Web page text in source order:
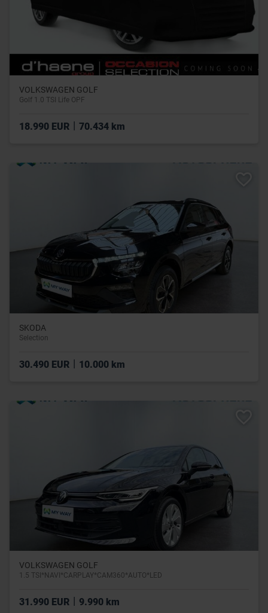
VOLKSWAGEN GOLF
Golf 1.0 TSI Life OPF
18.990 EUR 70.434 km
SKODA
Selection
30.490 EUR | 10.000 km
VOLKSWAGEN GOLF
1.5 TSI*NAVI*CARPLAY*CAM360*AUTO*LED
31.990 EUR 9.990 km